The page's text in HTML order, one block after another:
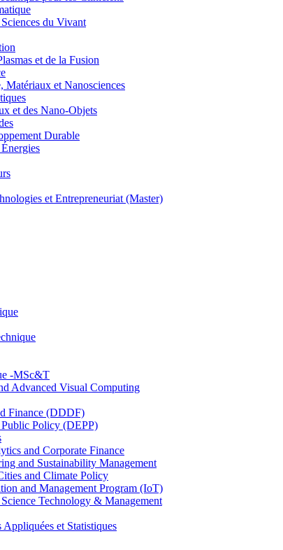
du Vivant
et de la Fusion
et Nanosciences
et des Nano-Objets
Durable
et Entrepreneuriat (Master)
-MSc&T
Advanced Visual Computing
Finance (DDDF)
Policy (DEPP)
and Corporate Finance
and Sustainability Management
and Climate Policy
and Management Program (IoT)
Technology & Management
et Statistiques